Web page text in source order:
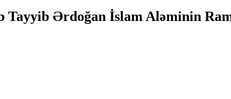
Ərdoğan İslam Aləminin